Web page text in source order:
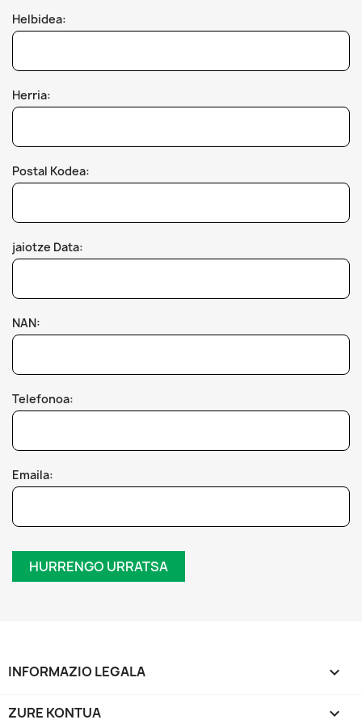
Helbidea:
Herria:
Postal Kodea:
jaiotze Data:
NAN:
Telefonoa:
Emaila:
HURRENGO URRATSA
INFORMAZIO LEGALA 
ZURE KONTUA 